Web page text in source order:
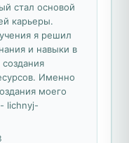
стал основой
карьеры.
я решил
и навыки в
Именно
моего
lichnyj-